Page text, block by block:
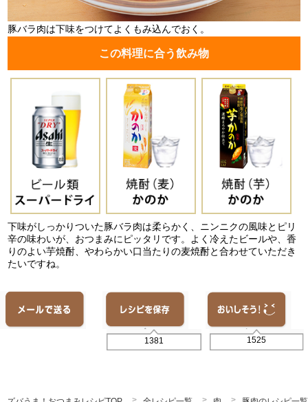
豚バラ肉は下味をつけてよくもみ込んでおく。
この料理に合う飲み物
下味がしっかりついた豚バラ肉は柔らかく、ニンニクの風味とピリ
辛の味わいが、おつまみにピッタリです。よく冷えたビールや、香
りのよい芋焼酎、やわらかい口当たりの麦焼酎と合わせていただき
たいですね。
1381 1525